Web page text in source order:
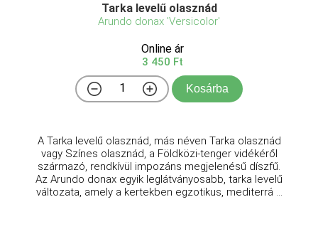
Tarka levelű olasznád
Arundo donax 'Versicolor'
Online ár
3 450 Ft
Kosárba
A Tarka levelű olasznád, más néven Tarka olasznád
vagy Színes olasznád, a Földközi-tenger vidékéről
származó, rendkívül impozáns megjelenésű díszfű.
Az Arundo donax egyik leglátványosabb, tarka levelű
változata, amely a kertekben egzotikus, mediterrá ...